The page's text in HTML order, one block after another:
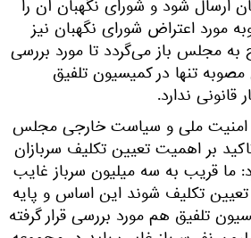
ارسال شود و شورای نگهبان آن را
مورد اعتراض شورای نگهبان نیز
به مجلس باز می‌گردد تا مورد بررسی
مصوبه تنها در کمیسیون تلفیق
ندارد.
امنیت ملی و سیاست خارجی مجلس
بر اهمیت تعیین تکلیف سربازان
ما قریب به سه میلیون سرباز غایب
تعیین تکلیف شوند این اساس و پایه
تلفیق هم مورد بررسی قرار گرفته